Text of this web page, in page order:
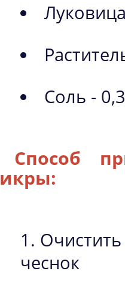
Соль -
Способ
икры:
чеснок